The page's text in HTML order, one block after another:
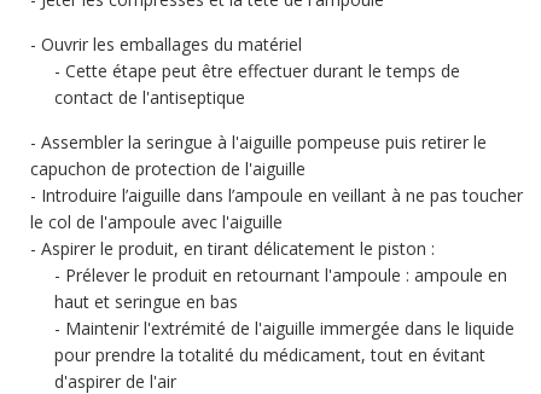
Ouvrir les emballages du matériel
Cette étape peut être effectuer durant le temps de
contact de l'antiseptique
Assembler la seringue à l'aiguille pompeuse puis retirer le
capuchon de protection de l'aiguille
Introduire l’aiguille dans l’ampoule en veillant à ne pas toucher
le col de l'ampoule avec l'aiguille
Aspirer le produit, en tirant délicatement le piston :
Prélever le produit en retournant l'ampoule : ampoule en
haut et seringue en bas
Maintenir l'extrémité de l'aiguille immergée dans le liquide
pour prendre la totalité du médicament, tout en évitant
d'aspirer de l'air